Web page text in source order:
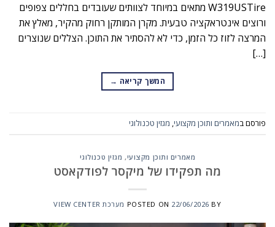
W319USTire מתאים במיוחד לצוותים שעובדים בחללים צפופים
ורוצים אינטראקציה טבעית. מקרן המותקן רחוק מהקיר, מאלץ את
המרצה לזוז כל הזמן, כדי לא להסתיר את התוכן. הצללים שנוצרים
[…]
המשך קריאה →
פורסם במאמרים ותוכן מקצועי, מגזין טכנולוגי
מאמרים ותוכן מקצועי, מגזין טכנולוגי
מה תפקידו של מיקסר לפודקאסט
POSTED ON 22/06/2026 BY מערכת VIEW CENTER